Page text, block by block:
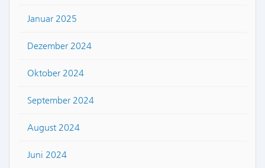
Januar 2025
Dezember 2024
Oktober 2024
September 2024
August 2024
Juni 2024